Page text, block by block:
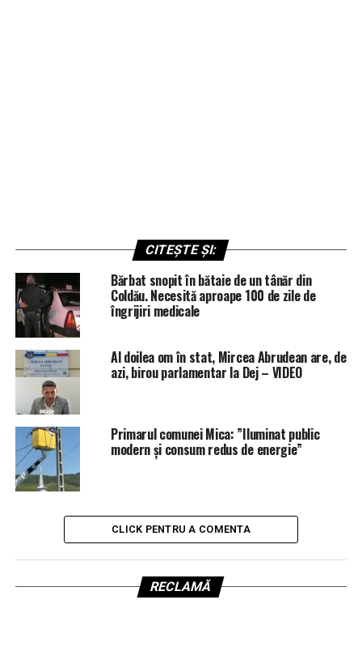
CITEȘTE ȘI:
Bărbat snopit în bătaie de un tânăr din
Coldău. Necesită aproape 100 de zile de
îngrijiri medicale
Al doilea om în stat, Mircea Abrudean are, de
azi, birou parlamentar la Dej – VIDEO
Primarul comunei Mica: ”Iluminat public
modern și consum redus de energie”
CLICK PENTRU A COMENTA
RECLAMĂ